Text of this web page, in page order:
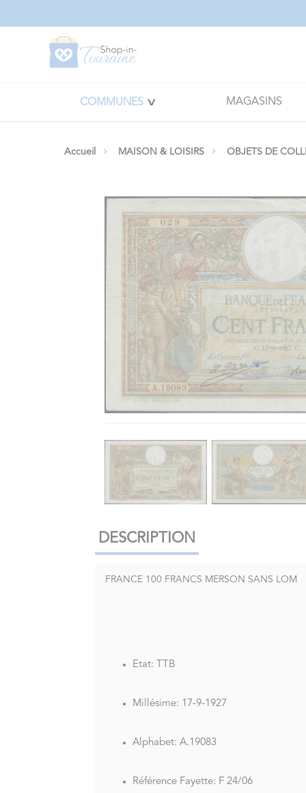
COMMUNES MAGASINS
Accueil MAISON & LOISIRS OBJETS DE
DESCRIPTION
FRANCE 100 FRANCS MERSON SANS LOM
Etat: TTB
Millésime: 17-9-1927
Alphabet: A.19083
Référence Fayette: F 24/06